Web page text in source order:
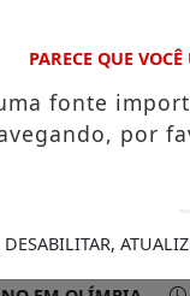
VÍDEOS
PARECE QUE
fonte
por
DESABILITAR,